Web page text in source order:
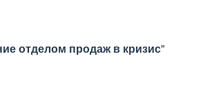
отделом продаж в кризис"